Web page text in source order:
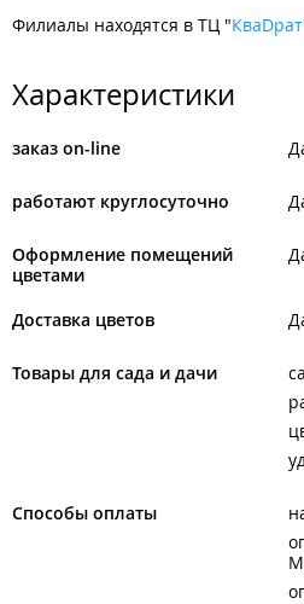
Филиалы находятся в ТЦ "КваDрат
Характеристики
заказ on-line
работают круглосуточно
Оформление помещений
цветами
Доставка цветов
Товары для сада и дачи
Способы оплаты